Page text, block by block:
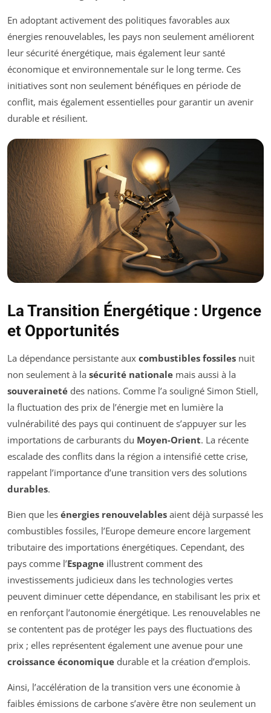
En adoptant activement des politiques favorables aux
énergies renouvelables, les pays non seulement améliorent
leur sécurité énergétique, mais également leur santé
économique et environnementale sur le long terme. Ces
initiatives sont non seulement bénéfiques en période de
conflit, mais également essentielles pour garantir un avenir
durable et résilient.
La Transition Énergétique : Urgence
et Opportunités
La dépendance persistante aux combustibles fossiles nuit
non seulement à la sécurité nationale mais aussi à la
souveraineté des nations. Comme l’a souligné Simon Stiell,
la fluctuation des prix de l’énergie met en lumière la
vulnérabilité des pays qui continuent de s’appuyer sur les
importations de carburants du Moyen-Orient. La récente
escalade des conflits dans la région a intensifié cette crise,
rappelant l’importance d’une transition vers des solutions
durables.
Bien que les énergies renouvelables aient déjà surpassé les
combustibles fossiles, l’Europe demeure encore largement
tributaire des importations énergétiques. Cependant, des
pays comme l’Espagne illustrent comment des
investissements judicieux dans les technologies vertes
peuvent diminuer cette dépendance, en stabilisant les prix et
en renforçant l’autonomie énergétique. Les renouvelables ne
se contentent pas de protéger les pays des fluctuations des
prix ; elles représentent également une avenue pour une
croissance économique durable et la création d’emplois.
Ainsi, l’accélération de la transition vers une économie à
faibles émissions de carbone s’avère être non seulement un